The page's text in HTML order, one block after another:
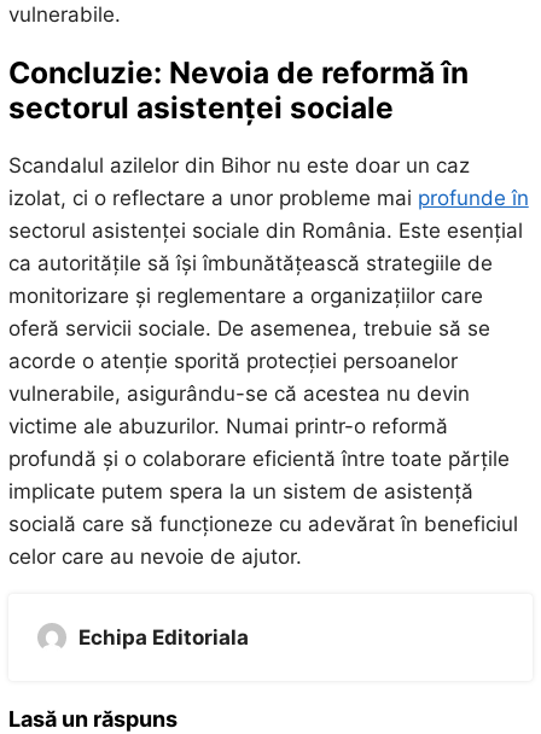
vulnerabile.
Concluzie: Nevoia de reformă în
sectorul asistenței sociale
Scandalul azilelor din Bihor nu este doar un caz
izolat, ci o reflectare a unor probleme mai profunde în
sectorul asistenței sociale din România. Este esențial
ca autoritățile să își îmbunătățească strategiile de
monitorizare și reglementare a organizațiilor care
oferă servicii sociale. De asemenea, trebuie să se
acorde o atenție sporită protecției persoanelor
vulnerabile, asigurându-se că acestea nu devin
victime ale abuzurilor. Numai printr-o reformă
profundă și o colaborare eficientă între toate părțile
implicate putem spera la un sistem de asistență
socială care să funcționeze cu adevărat în beneficiul
celor care au nevoie de ajutor.
Echipa Editoriala
Lasă un răspuns